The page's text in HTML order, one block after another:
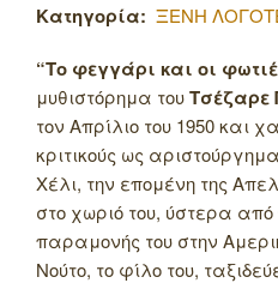
Κατηγορία: ΞΕΝΗ
“Το φεγγάρι και οι
μυθιστόρημα τουΤσέζαρε
τον Απρίλιο του 1950 και
κριτικούς ως
Χέλι, την επομένη της
στο χωριό του, ύστερα
παραμονής του στην
Νούτο, το φίλο του,